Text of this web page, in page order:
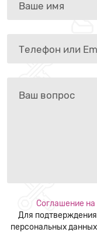
Соглашение на
Для
персональных